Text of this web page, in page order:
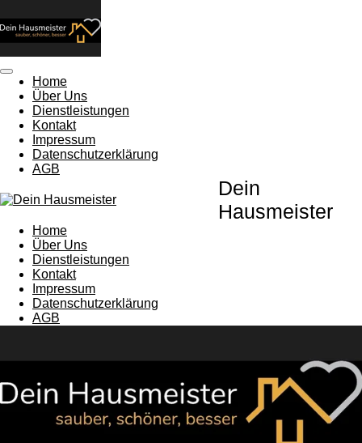
Hauptinhalt
springen
Home
Über Uns
Dienstleistungen
Kontakt
Impressum
Datenschutzerklärung
AGB
Dein
Hausmeister
Home
Über Uns
Dienstleistungen
Kontakt
Impressum
Datenschutzerklärung
AGB